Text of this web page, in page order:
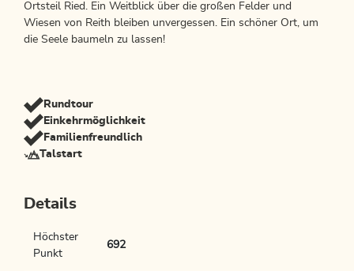
Ortsteil Ried. Ein Weitblick über die großen Felder und
Wiesen von Reith bleiben unvergessen. Ein schöner Ort, um
die Seele baumeln zu lassen!
Rundtour
Einkehrmöglichkeit
Familienfreundlich
Talstart
Details
Höchster
Punkt
692